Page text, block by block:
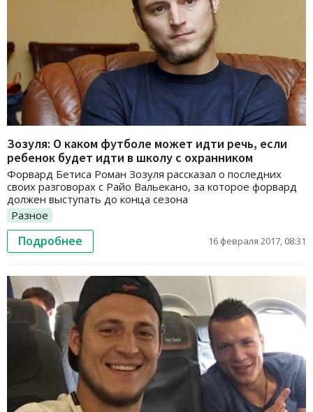
Зозуля: О каком футболе может идти речь, если
ребенок будет идти в школу с охранником
Форвард Бетиса Роман Зозуля рассказал о последних
своих разговорах с Райо Вальекано, за которое форвард
должен выступать до конца сезона
Разное
Подробнее 16 февраля 2017, 08:31